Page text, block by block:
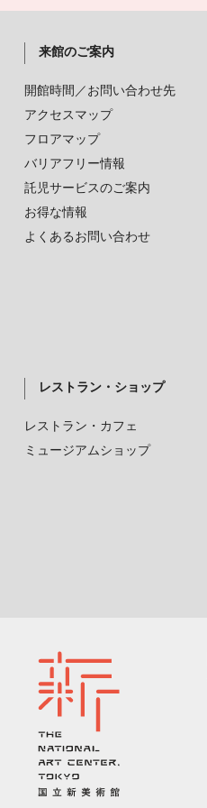
来館のご案内
開館時間／お問い合わせ先
アクセスマップ
フロアマップ
バリアフリー情報
託児サービスのご案内
お得な情報
よくあるお問い合わせ
レストラン・ショップ
レストラン・カフェ
ミュージアムショップ